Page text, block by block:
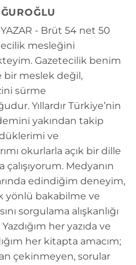
YAZAR - Brüt 54 net 50
mesleğini
Gazetecilik benim
bir meslek değil,
sürme
Yıllardır Türkiye’nin
yakından takip
ve
okurlarla açık bir dille
çalışıyorum. Medyanın
edindiğim deneyim,
yönlü bakabilme ve
sorgulama alışkanlığı
Yazdığım her yazıda ve
her kitapta amacım;
çekinmeyen, sorular